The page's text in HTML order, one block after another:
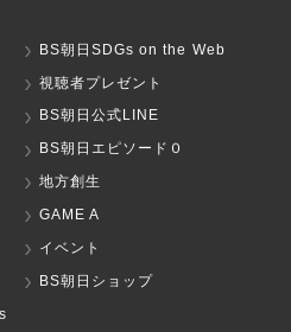
BS朝日SDGs on the Web
視聴者プレゼント
BS朝日公式LINE
BS朝日エピソード０
地方創生
GAME A
イベント
BS朝日ショップ